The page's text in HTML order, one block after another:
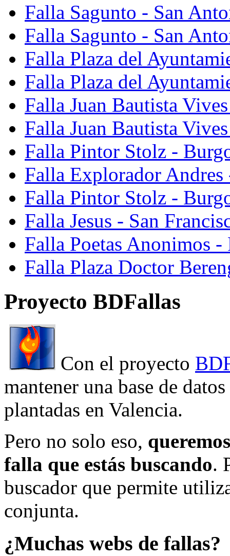
Falla Sagunto - San
Falla Sagunto - San
Falla Plaza del
Falla Plaza del
Falla Juan Bautista
Falla Juan Bautista
Falla Pintor Stolz -
Falla Explorador Andres
Falla Pintor Stolz -
Falla Jesus - San
Falla Poetas Anonimos
Falla Plaza Doctor
Proyecto BDFallas
Con el proyecto
mantener una base de
plantadas en Valencia.
Pero no solo eso,
falla que estás buscando.
buscador que permite
conjunta.
¿Muchas webs de fallas?